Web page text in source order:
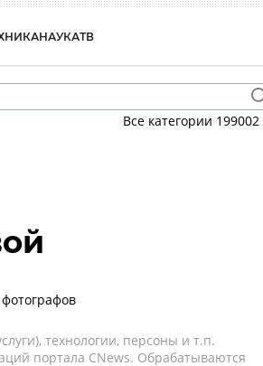
НАУКАТВ
Все категории 199002
технологии, персоны и т.п.
портала CNews. Обрабатываются